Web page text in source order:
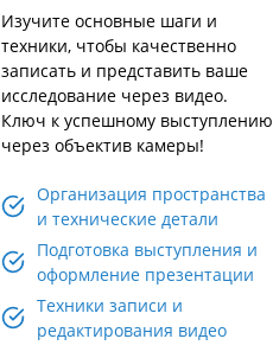
Изучите основные шаги и
техники, чтобы качественно
записать и представить ваше
исследование через видео.
Ключ к успешному выступлению
через объектив камеры!
Организация пространства
и технические детали
Подготовка выступления и
оформление презентации
Техники записи и
редактирования видео